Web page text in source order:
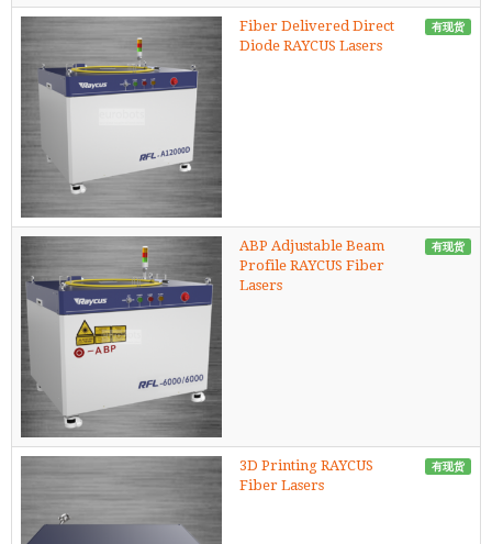
Fiber Delivered Direct
Diode RAYCUS Lasers
有现货
ABP Adjustable Beam
Profile RAYCUS Fiber
Lasers
有现货
3D Printing RAYCUS
Fiber Lasers
有现货